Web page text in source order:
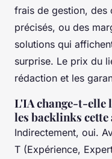
frais de gestion, des
précisés, ou des
solutions qui
surprise. Le prix du
rédaction et les
L'IA change-t-elle
les backlinks cette
Indirectement, oui.
T (Expérience,